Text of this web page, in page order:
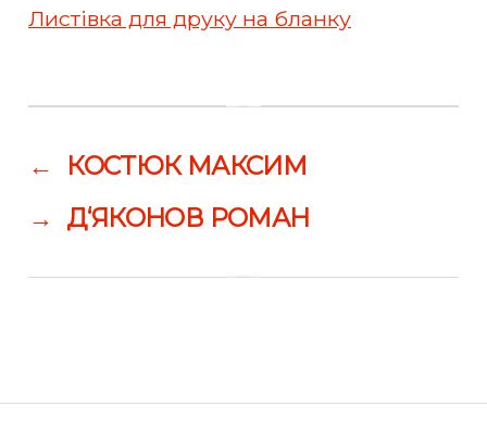
Листівка для друку на бланку
←
КОСТЮК МАКСИМ
→ Д‘ЯКОНОВ РОМАН